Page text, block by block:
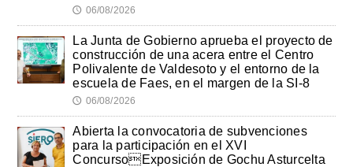
🕔 06/08/2026
La Junta de Gobierno aprueba el proyecto de
construcción de una acera entre el Centro
Polivalente de Valdesoto y el entorno de la
escuela de Faes, en el margen de la SI-8
🕔 06/08/2026
Abierta la convocatoria de subvenciones
para la participación en el XVI
ConcursoExposición de Gochu Asturcelta